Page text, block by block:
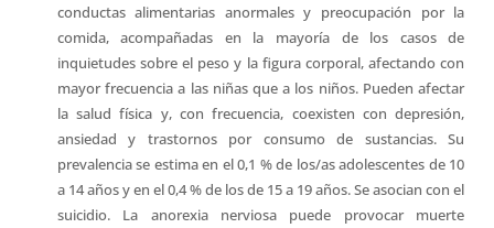
conductas alimentarias anormales y preocupación por la
comida, acompañadas en la mayoría de los casos de
inquietudes sobre el peso y la figura corporal, afectando con
mayor frecuencia a las niñas que a los niños. Pueden afectar
la salud física y, con frecuencia, coexisten con depresión,
ansiedad y trastornos por consumo de sustancias. Su
prevalencia se estima en el 0,1 % de los/as adolescentes de 10
a 14 años y en el 0,4 % de los de 15 a 19 años. Se asocian con el
suicidio. La anorexia nerviosa puede provocar muerte